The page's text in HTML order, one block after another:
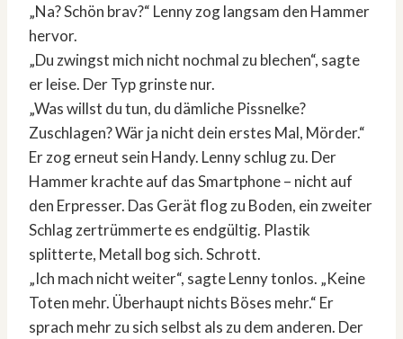
„Na? Schön brav?“ Lenny zog langsam den Hammer
hervor.
„Du zwingst mich nicht nochmal zu blechen“, sagte
er leise. Der Typ grinste nur.
„Was willst du tun, du dämliche Pissnelke?
Zuschlagen? Wär ja nicht dein erstes Mal, Mörder.“
Er zog erneut sein Handy. Lenny schlug zu. Der
Hammer krachte auf das Smartphone – nicht auf
den Erpresser. Das Gerät flog zu Boden, ein zweiter
Schlag zertrümmerte es endgültig. Plastik
splitterte, Metall bog sich. Schrott.
„Ich mach nicht weiter“, sagte Lenny tonlos. „Keine
Toten mehr. Überhaupt nichts Böses mehr.“ Er
sprach mehr zu sich selbst als zu dem anderen. Der